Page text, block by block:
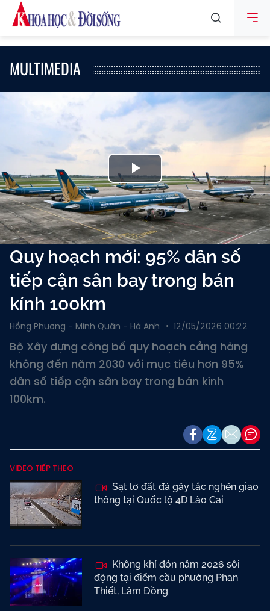
MULTIMEDIA
Play
Video
Quy hoạch mới: 95% dân số
tiếp cận sân bay trong bán
kính 100km
Hồng Phương - Minh Quân - Hà Anh 12/05/2026 00:22
Bộ Xây dựng công bố quy hoạch cảng hàng
không đến năm 2030 với mục tiêu hơn 95%
dân số tiếp cận sân bay trong bán kính
100km.
VIDEO TIẾP THEO
Sạt lở đất đá gây tắc nghẽn giao
thông tại Quốc lộ 4D Lào Cai
Không khí đón năm 2026 sôi
động tại điểm cầu phường Phan
Thiết, Lâm Đồng